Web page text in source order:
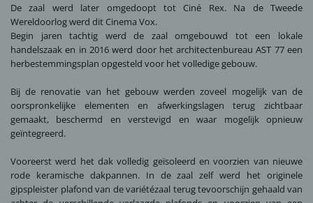
De zaal werd later omgedoopt tot Ciné Rex. Na de Tweede
Wereldoorlog werd dit Cinema Vox.
Begin jaren tachtig werd de zaal omgebouwd tot een lokale
handelszaak en in 2016 werd door het architectenbureau AST 77 een
herbestemmingsplan opgesteld voor het volledige gebouw.
Bij de renovatie van het gebouw werden zoveel mogelijk van de
oorspronkelijke elementen en afwerkingslagen terug zichtbaar
gemaakt, beschermd en verstevigd en waar mogelijk opnieuw
geïntegreerd.
Vooreerst werd het dak volledig geïsoleerd en voorzien van nieuwe
rode keramische dakpannen. In de zaal zelf werd het originele
gipspleister plafond van de variétézaal terug tevoorschijn gehaald van